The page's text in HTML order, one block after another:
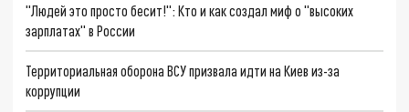
"Людей это просто бесит!": Кто и как создал миф о "высоких
зарплатах" в России
Территориальная оборона ВСУ призвала идти на Киев из-за
коррупции